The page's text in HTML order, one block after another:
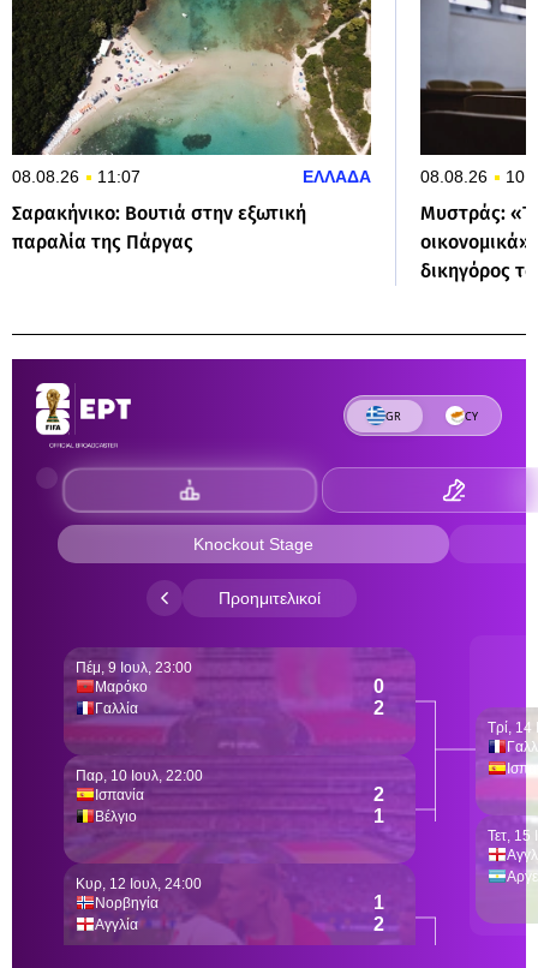
08.08.26 11:07 ΕΛΛΑΔΑ
Σαρακήνικο: Βουτιά στην εξωτική
παραλία της Πάργας
08.08.26
Μυστράς:
δικηγόρος